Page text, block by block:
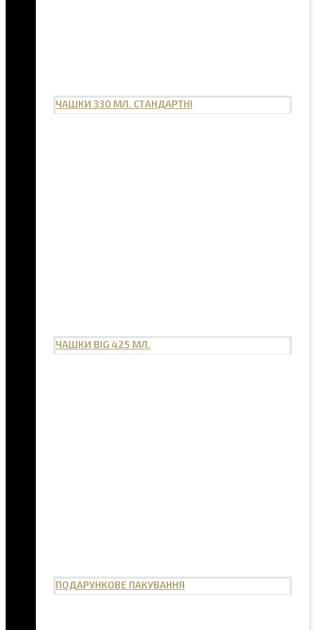
ЧАШКИ 330 МЛ. СТАНДАРТНІ
ЧАШКИ BIG 425 МЛ.
ПОДАРУНКОВЕ ПАКУВАННЯ